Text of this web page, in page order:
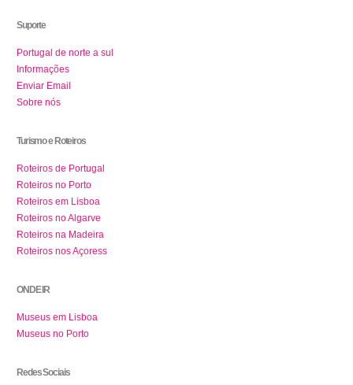
Suporte
Portugal de norte a sul
Informações
Enviar Email
Sobre nós
Turismo e Roteiros
Roteiros de Portugal
Roteiros no Porto
Roteiros em Lisboa
Roteiros no Algarve
Roteiros na Madeira
Roteiros nos Açoress
ONDE IR
Museus em Lisboa
Museus no Porto
Redes Sociais